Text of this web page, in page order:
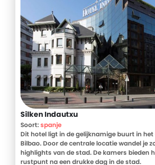
Silken Indautxu
Soort:spanje
Dit hotel ligt in de gelijknamige buurt in
Bilbao. Door de centrale locatie wandel je
highlights van de stad. De kamers bieden
rustpunt na een drukke dag in de stad.